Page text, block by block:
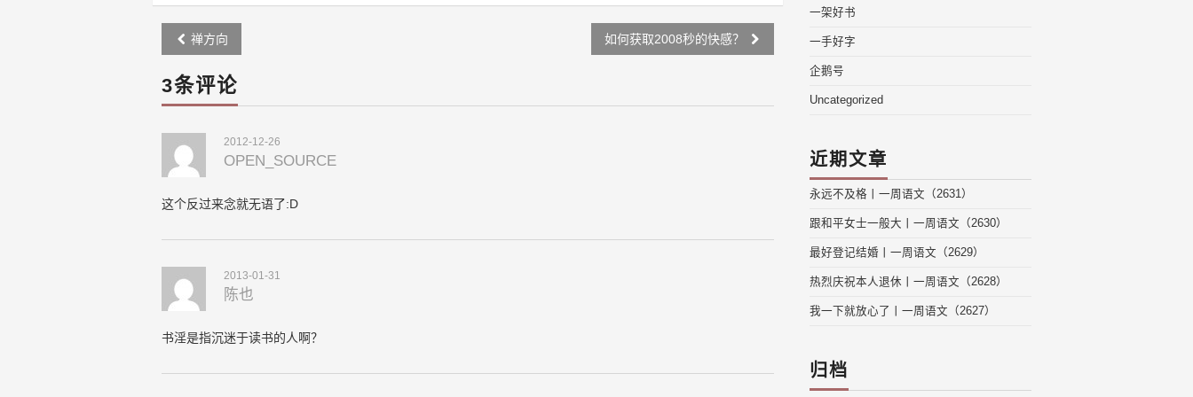
Post
navigation
禅方向 如何获取2008秒的快感？
3条评论
2012-12-26
OPEN_SOURCE
这个反过来念就无语了:D
2013-01-31
陈也
书淫是指沉迷于读书的人啊？
一架好书
一手好字
企鹅号
Uncategorized
近期文章
永远不及格丨一周语文（2631）
跟和平女士一般大丨一周语文（2630）
最好登记结婚丨一周语文（2629）
热烈庆祝本人退休丨一周语文（2628）
我一下就放心了丨一周语文（2627）
归档